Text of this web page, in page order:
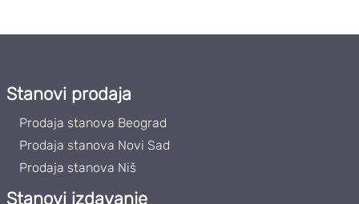
Stanovi prodaja
Prodaja stanova Beograd
Prodaja stanova Novi Sad
Prodaja stanova Niš
Stanovi izdavanje